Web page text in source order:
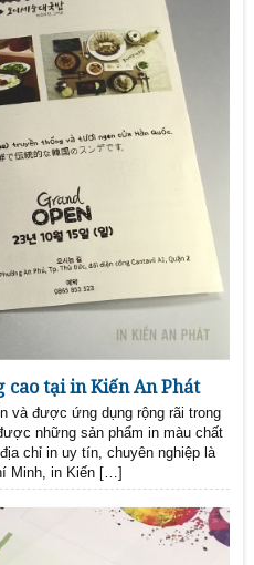
tại in Kiến An Phát
và được ứng dụng rộng rãi trong
những sản phẩm in màu chất
chỉ in uy tín, chuyên nghiệp là
Minh, in Kiến […]